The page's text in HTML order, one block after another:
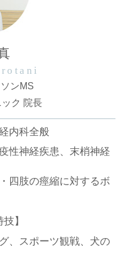
ンMS
ク 院長
内科全般
性神経疾患、末梢神経
四肢の痙縮に対するボ
】
、スポーツ観戦、犬の